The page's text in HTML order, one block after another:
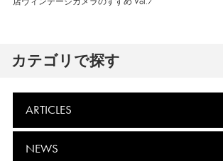
カテゴリで探す
ARTICLES
NEWS